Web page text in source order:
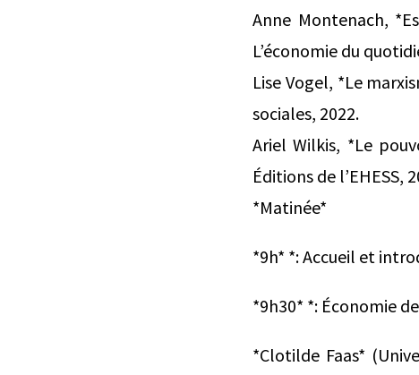
Anne Montenach,
L’économie du
Lise Vogel, *Le
sociales, 2022.
Ariel Wilkis, *Le
Éditions de l’EHESS,
*Matinée*
*9h* *: Accueil et
*9h30* *: Économie
*Clotilde Faas*